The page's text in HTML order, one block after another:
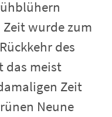
wurde zum
des
das meist
Zeit
Neune